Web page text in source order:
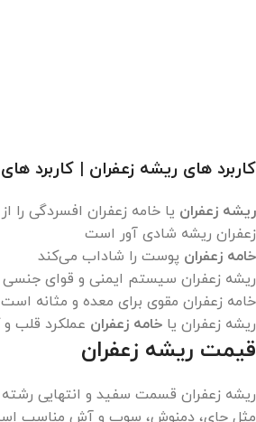
کاربرد های ریشه زعفران | کاربرد
ریشه زعفران یا خامه زعفران افسردگی را
زعفران ریشه شادی آور است
خامه زعفران پوست را شاداب می‌کند
ریشه زعفران سیستم ایمنی و قوای جنسی
خامه زعفران مقوی برای معده و مثانه است
ریشه زعفران یا خامه زعفران عملکرد قلب
قیمت ریشه زعفران
ریشه زعفران قسمت سفید و انتهایی